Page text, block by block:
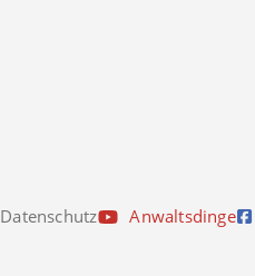
Datenschutz Anwaltsdinge